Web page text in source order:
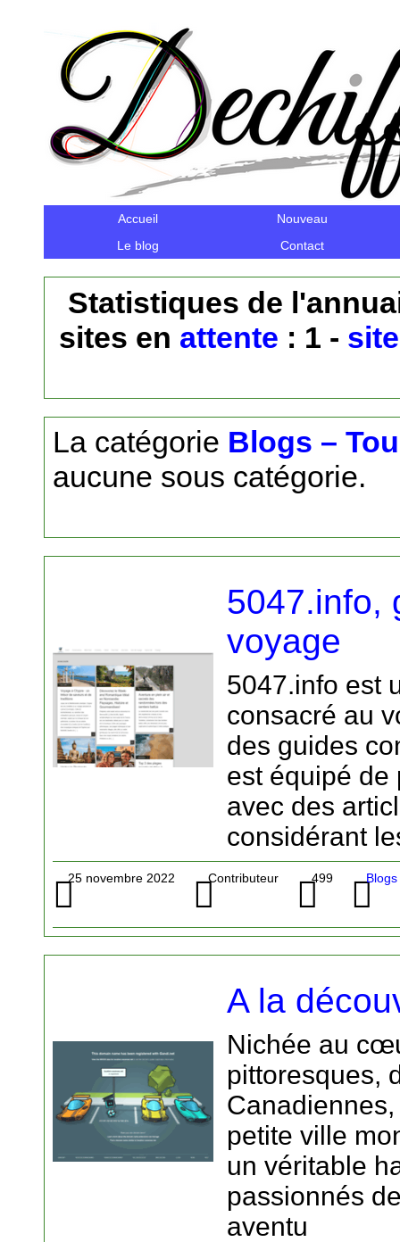
Accueil
Nouveau
Le blog
Contact
Statistiques de
sites en attente : 1 -
La catégorie Blogs –
aucune sous catégorie.
5047.info,
voyage
5047.info est
consacré au
des guides
est équipé de
avec des
considérant
25 novembre 2022 Contributeur 499 Blogs
A la
Nichée au
pittoresques,
petite ville
un véritable
passionnés
aventu